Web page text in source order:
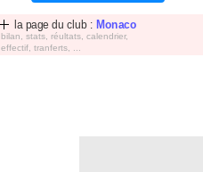
la page du club : Monaco
bilan, stats, réultats, calendrier,
effectif, tranferts, ...